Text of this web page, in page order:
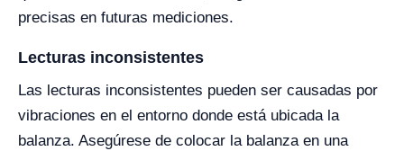
precisas en futuras mediciones.
Lecturas inconsistentes
Las lecturas inconsistentes pueden ser causadas por
vibraciones en el entorno donde está ubicada la
balanza. Asegúrese de colocar la balanza en una